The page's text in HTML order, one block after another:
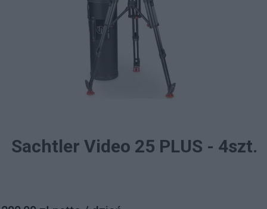
Sachtler Video 25 PLUS - 4szt.